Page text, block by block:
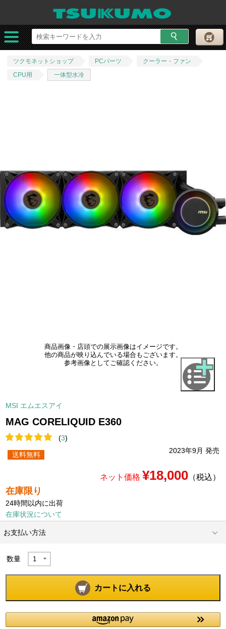
ツクモネットショップ PCパーツ
クーラー・ファン
CPU用
一体型水冷
商品画像・店頭での展示画像はイメージです。
他の商品が映り込んでいる場合もございます。
参考画像としてご確認ください。
MSI エムエスアイ
MAG CORELIQUID E360
(3)
2023年9月 発売
送料無料
ネット価格 ¥18,000（税込）
在庫限り
24時間以内に出荷
在庫状況について
お支払い方法
数量
カートに入れる